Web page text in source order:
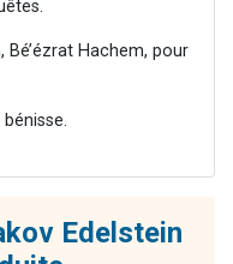
Hachem, pour
Edelstein